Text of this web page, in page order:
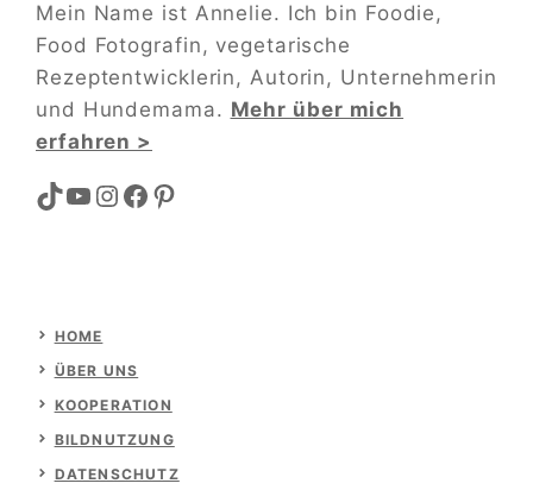
Mein Name ist Annelie. Ich bin Foodie,
Food Fotografin, vegetarische
Rezeptentwicklerin, Autorin, Unternehmerin
und Hundemama. Mehr über mich
erfahren >
TikTok
YouTube
Instagram
Facebook
Pinterest
HOME
ÜBER UNS
KOOPERATION
BILDNUTZUNG
DATENSCHUTZ